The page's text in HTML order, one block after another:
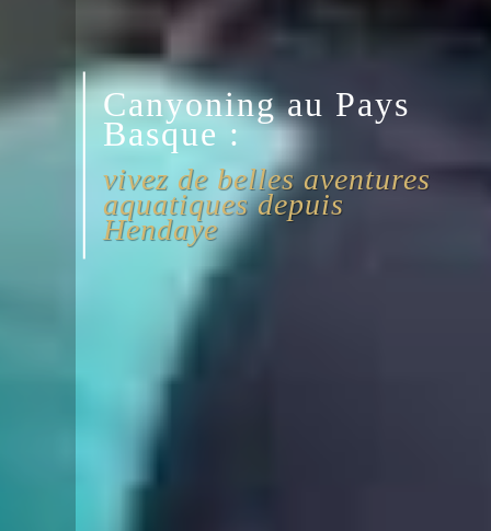
Canyoning au Pays
Basque :
vivez de belles aventures
aquatiques depuis
Hendaye